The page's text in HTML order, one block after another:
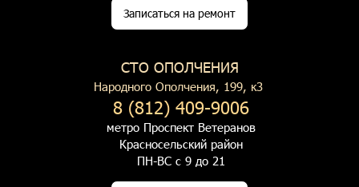
Записаться на ремонт
СТО ОПОЛЧЕНИЯ
Народного Ополчения, 199, к3
8 (812) 409-9006
метро Проспект Ветеранов
Красносельский район
ПН-ВС с 9 до 21